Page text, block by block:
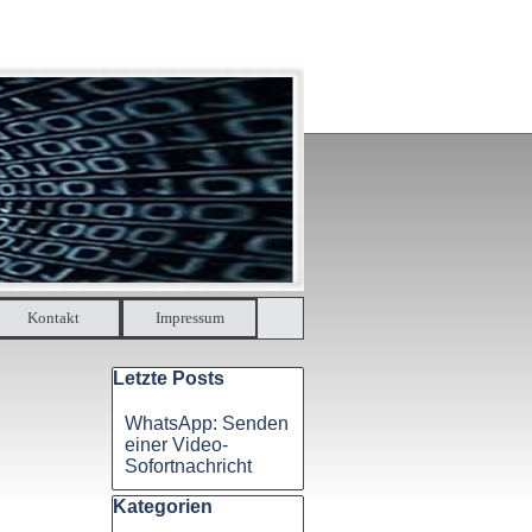
▼
Kontakt ▼
Impressum
Block überspringen Letzte Posts
Letzte Posts
WhatsApp: Senden
einer Video-
Sofortnachricht
Block überspringen Kategorien
Kategorien